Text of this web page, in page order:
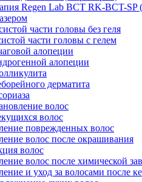
Regen Lab BCT RK-BCT-SP
части головы без геля
части головы с гелем
алопеции
алопеции
дерматита
волос
волос
поврежденных волос
волос после окрашивания
волос
волос после химической
и уход за волосами после